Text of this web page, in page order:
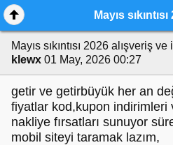
Mayıs sıkıntısı 2026 alışveriş
klewx 01 May, 2026 00:27
getir ve getirbüyük her an
fiyatlar kod,kupon indirimleri
nakliye fırsatları sunuyor
mobil siteyi taramak lazım,